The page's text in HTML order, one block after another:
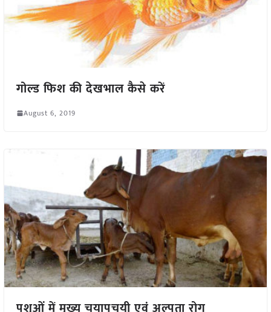
गोल्ड फिश की देखभाल कैसे करें
August 6, 2019